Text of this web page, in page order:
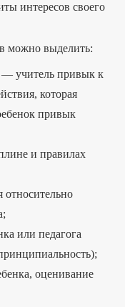
интересов своего
можно выделить:
— учитель привык к
которая
привык
и правилах
или педагога
оценивание